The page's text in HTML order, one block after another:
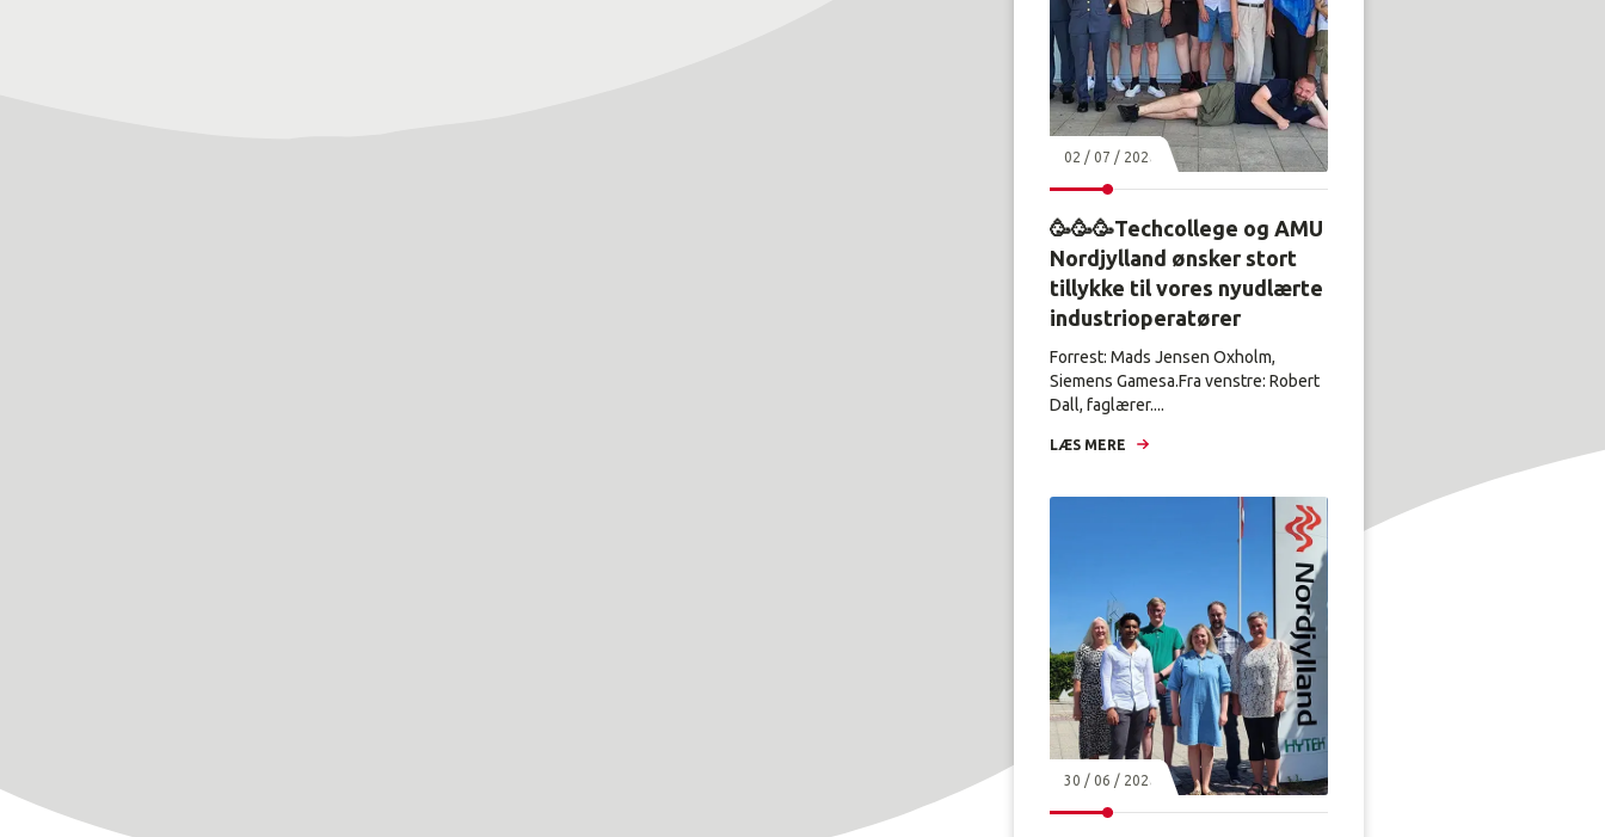
02 / 07 / 2026
🥳🥳🥳Techcollege og AMU
Nordjylland ønsker stort
tillykke til vores nyudlærte
industrioperatører
Forrest: Mads Jensen Oxholm,
Siemens Gamesa.Fra venstre: Robert
Dall, faglærer....
LÆS MERE
30 / 06 / 2026